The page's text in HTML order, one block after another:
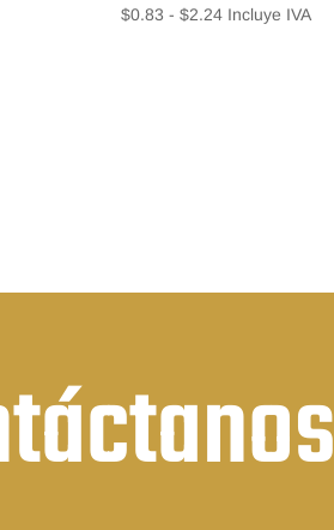
$0.83 - $2.24Rango
Incluye IVA